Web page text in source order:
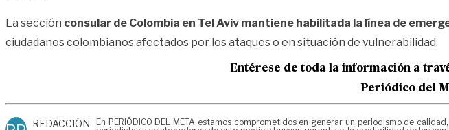
La sección consular de Colombia en Tel Aviv mantiene habilitada la línea de
ciudadanos colombianos afectados por los ataques o en situación de vulnerabilidad.
Entérese de toda la información a
Periódico del
REDACCIÓN
En PERIÓDICO DEL META estamos comprometidos en generar un periodismo de